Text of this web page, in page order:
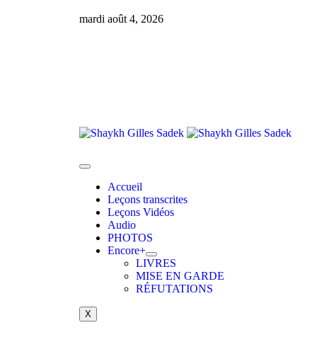
mardi août 4, 2026
Accueil
Leçons transcrites
Leçons Vidéos​
Audio
PHOTOS
Encore+
LIVRES
MISE EN GARDE
RÉFUTATIONS
X